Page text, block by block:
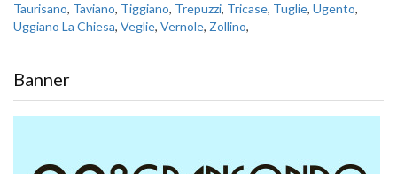
Taurisano, Taviano, Tiggiano, Trepuzzi, Tricase, Tuglie, Ugento,
Uggiano La Chiesa, Veglie, Vernole, Zollino,
Banner